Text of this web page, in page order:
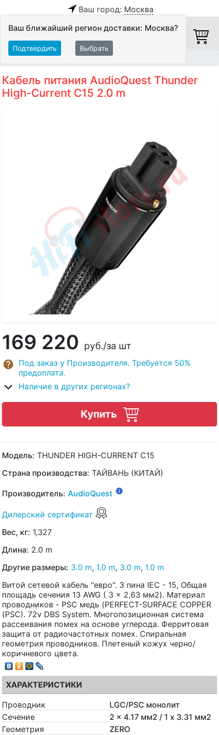
Ваш город: Москва
Ваш ближайший регион доставки: Москва?
Подтвердить Выбрать
Кабель питания AudioQuest Thunder
High-Current C15 2.0 m
169 220 руб./за шт
Под заказ у Производителя. Требуется 50%
предоплата.
Наличие в других регионах?
Купить
Модель: THUNDER HIGH-CURRENT C15
Страна производства: ТАЙВАНЬ (КИТАЙ)
Производитель: AudioQuest
Дилерский сертификат
Вес, кг: 1,327
Длина: 2.0 m
Другие размеры: 3.0 m, 1.0 m, 3.0 m, 1.0 m
Витой cетевой кабель "евро". 3 пина IEC - 15, Общая
площадь сечения 13 AWG ( 3 x 2,63 мм2). Материал
проводников - PSC медь (PERFECT-SURFACE COPPER
(PSC). 72v DBS System. Многопозиционная система
рассеивания помех на основе углерода. Ферритовая
защита от радиочастотных помех. Спиральная
геометрия проводников. Плетеный кожух черно/
коричневого цвета.
ХАРАКТЕРИСТИКИ
Проводник
LGC/PSC монолит
Сечение
2 x 4.17 мм2 / 1 x 3.31 мм2
Геометрия
ZERO